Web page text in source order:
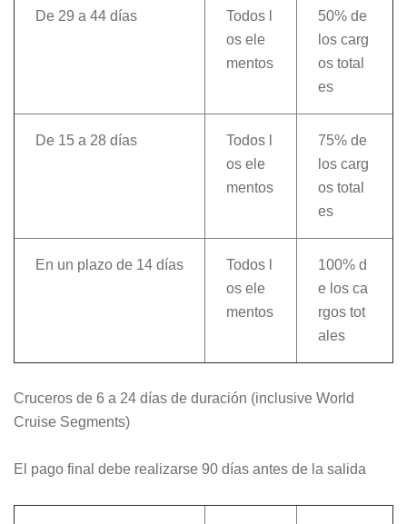
De 29 a 44 días
Todos l
os ele
mentos
50% de
los carg
os total
es
De 15 a 28 días
Todos l
os ele
mentos
75% de
los carg
os total
es
En un plazo de 14 días
Todos l
os ele
mentos
100% d
e los ca
rgos tot
ales
Cruceros de 6 a 24 días de duración (inclusive World
Cruise Segments)
El pago final debe realizarse 90 días antes de la salida